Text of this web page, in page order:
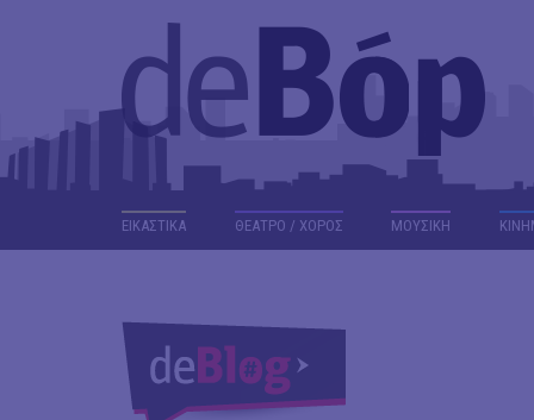
ΕΙΚΑΣΤΙΚΑ ΘΕΑΤΡΟ / ΧΟΡΟΣ ΜΟΥΣΙΚΗ